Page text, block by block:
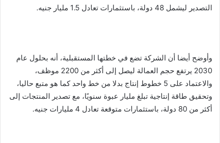
التصدير ليشمل 48 دولة، باستثمارات تعادل 1.5 مليار جنيه.
وأوضح أيضا أن الشركة تضع في خطتها المستقبلية، أنه بحلول عام
2030 يرتفع حجم العمالة ليصل إلى أكثر من 2200 موظف،
والاعتماد على 5 خطوط إنتاج بدلا من خط واحد كما هو متبع حاليا،
وتحقيق طاقة إنتاجية تبلغ مليار عبوة سنويًا، مع تصدير المنتجات إلى
أكثر من 80 دولة، باستثمارات متوقعة تعادل 4 مليارات جنيه.